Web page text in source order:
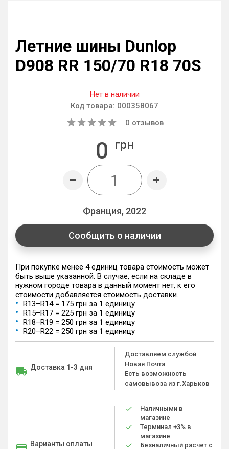
Летние шины Dunlop
D908 RR 150/70 R18 70S
Нет в наличии
Код товара: 000358067
0 отзывов
0 грн
Франция, 2022
Сообщить о наличии
При покупке менее 4 единиц товара стоимость может
быть выше указанной. В случае, если на складе в
нужном городе товара в данный момент нет, к его
стоимости добавляется стоимость доставки.
R13–R14 = 175 грн за 1 единицу
R15–R17 = 225 грн за 1 единицу
R18–R19 = 250 грн за 1 единицу
R20–R22 = 250 грн за 1 единицу
Доставка 1-3 дня
Доставляем службой
Новая Почта
Есть возможность
самовывоза из г.Харьков
Варианты оплаты
Наличными в
магазине
Терминал +3% в
магазине
Безналичный расчет с